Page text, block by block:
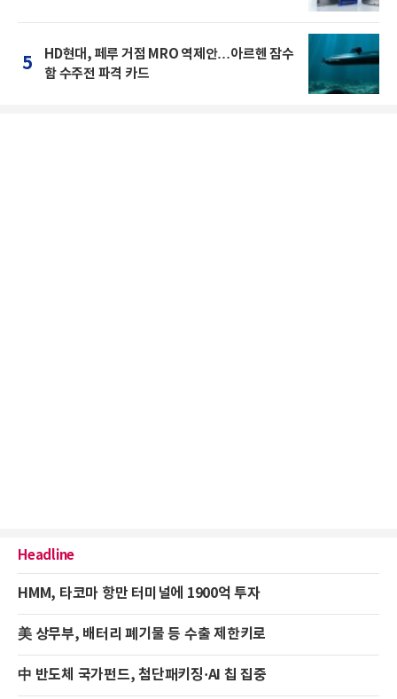
5
HD현대, 페루 거점 MRO 역제안…아르헨 잠수
함 수주전 파격 카드
Headline
HMM, 타코마 항만 터미널에 1900억 투자
美 상무부, 배터리 폐기물 등 수출 제한키로
中 반도체 국가펀드, 첨단패키징·AI 칩 집중